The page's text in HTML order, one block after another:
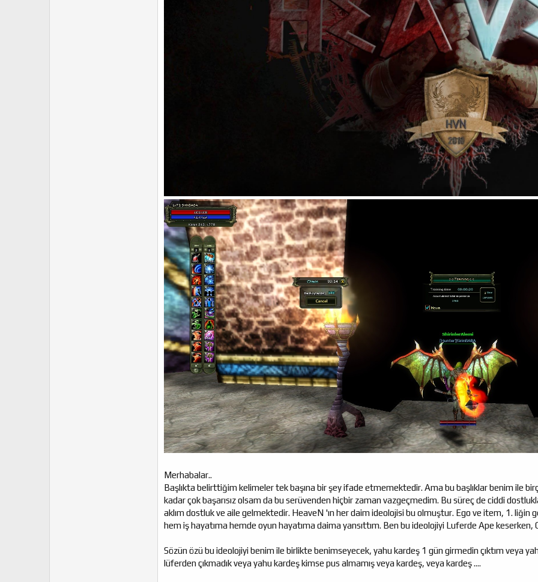
Merhabalar..
Başlıkta belirttiğim kelimeler tek başına bir şey ifade etmemektedir. Ama bu başlıklar benim ile
kadar çok başarısız olsam da bu serüvenden hiçbir zaman vazgeçmedim. Bu süreç de ciddi
aklım dostluk ve aile gelmektedir. HeaveN 'ın her daim ideolojisi bu olmuştur. Ego ve item, 1. liğin
hem iş hayatıma hemde oyun hayatıma daima yansıttım. Ben bu ideolojiyi Luferde Ape keserken,
Sözün özü bu ideolojiyi benim ile birlikte benimseyecek, yahu kardeş 1 gün girmedin çıktım veya
lüferden çıkmadık veya yahu kardeş kimse pus almamış veya kardeş, veya kardeş ....